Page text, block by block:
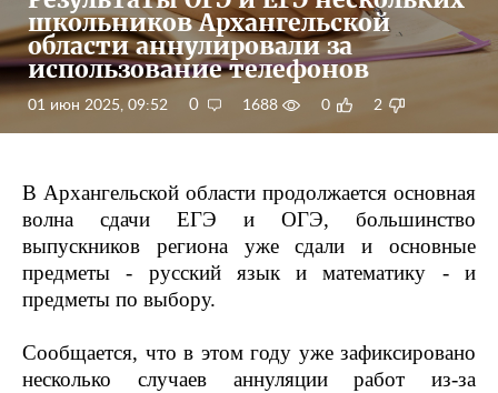
школьников Архангельской
области аннулировали за
использование телефонов
01 июн 2025, 09:52 0 1688 0 2
В Архангельской области продолжается основная
волна сдачи ЕГЭ и ОГЭ, большинство
выпускников региона уже сдали и основные
предметы - русский язык и математику - и
предметы по выбору.
Сообщается, что в этом году уже зафиксировано
несколько случаев аннуляции работ из-за